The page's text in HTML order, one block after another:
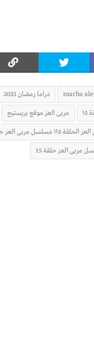
marba دراما رمضان 2023
مربى العز موقع بريستيج
العز حلقة 15 الخامسة عشر
مربى العز حلقة 15